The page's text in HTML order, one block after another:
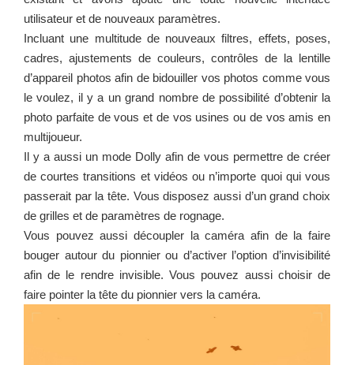
utilisateur et de nouveaux paramètres.
Incluant une multitude de nouveaux filtres, effets, poses,
cadres, ajustements de couleurs, contrôles de la lentille
d’appareil photos afin de bidouiller vos photos comme vous
le voulez, il y a un grand nombre de possibilité d’obtenir la
photo parfaite de vous et de vos usines ou de vos amis en
multijoueur.
Il y a aussi un mode Dolly afin de vous permettre de créer
de courtes transitions et vidéos ou n’importe quoi qui vous
passerait par la tête. Vous disposez aussi d’un grand choix
de grilles et de paramètres de rognage.
Vous pouvez aussi découpler la caméra afin de la faire
bouger autour du pionnier ou d’activer l’option d’invisibilité
afin de le rendre invisible. Vous pouvez aussi choisir de
faire pointer la tête du pionnier vers la caméra.